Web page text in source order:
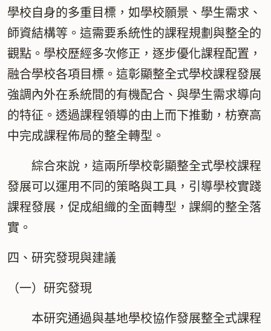
學校自身的多重目標，如學校願景、學生需求、
師資結構等。這需要系統性的課程規劃與整全的
觀點。學校歷經多次修正，逐步優化課程配置，
融合學校各項目標。這彰顯整全式學校課程發展
強調內外在系統間的有機配合、與學生需求導向
的特征。透過課程領導的由上而下推動，枋寮高
中完成課程佈局的整全轉型。
綜合來說，這兩所學校彰顯整全式學校課程
發展可以運用不同的策略與工具，引導學校實踐
課程發展，促成組織的全面轉型，課綱的整全落
實。
四、研究發現與建議
（一）研究發現
本研究通過與基地學校協作發展整全式課程